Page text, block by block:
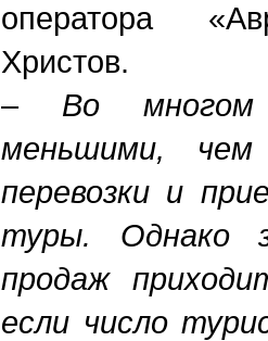
оператора
Христов.
– Во многом
меньшими,
перевозки и
туры. Однако
продаж
если число